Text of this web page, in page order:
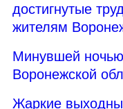
достигнутые
жителям
Минувшей
Воронежской
Жаркие